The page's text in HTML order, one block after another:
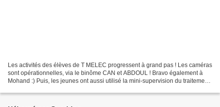
Les activités des élèves de T MELEC progressent à grand pas ! Les caméras
sont opérationnelles, via le binôme CAN et ABDOUL ! Bravo également à
Mohand :) Puis, les jeunes ont aussi utilisé la mini-supervision du traitement